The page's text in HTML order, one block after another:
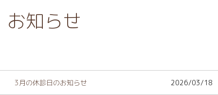
お知らせ
3月の休診日のお知らせ 2026/03/18